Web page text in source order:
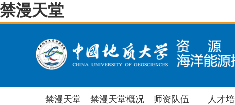
禁漫天堂
禁漫天堂 禁漫天堂概况 师资队伍 人才